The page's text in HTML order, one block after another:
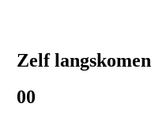
Zelf langskomen
00